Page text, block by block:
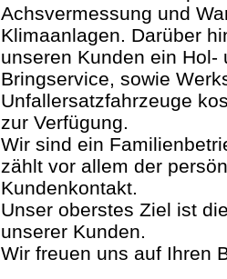
Achsvermessung und
Klimaanlagen. Darüber
unseren Kunden ein Hol-
Bringservice, sowie
Unfallersatzfahrzeuge
zur Verfügung.
Wir sind ein
zählt vor allem der
Kundenkontakt.
Unser oberstes Ziel ist
unserer Kunden.
Wir freuen uns auf Ihren